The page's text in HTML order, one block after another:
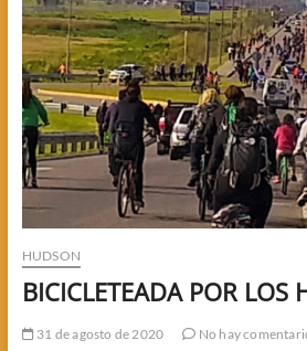
HUDSON
BICICLETEADA POR LOS
31 de agosto de 2020 No hay